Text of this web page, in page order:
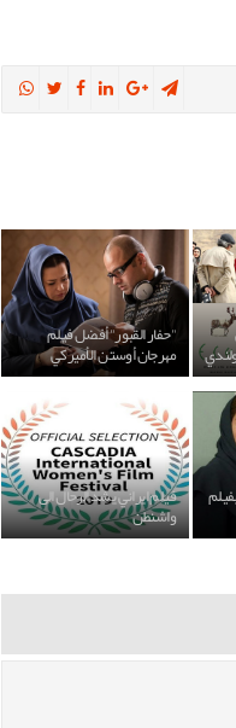
"حفار القبور" أفضل فيلم
مهرجان أوستن الأميركي
في فجر الـ 37 بفيلم فيلم ايراني يشد الرحال الى
واشنطن